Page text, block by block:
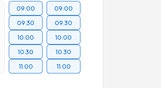
09:00
09:30
10:00
10:30
11:00
09:00
09:30
10:00
10:30
11:00